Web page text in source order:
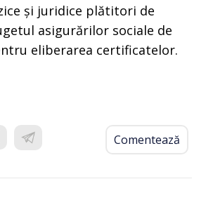
și juridice plătitori de
asigurărilor sociale de
eliberarea certificatelor.
Comentează